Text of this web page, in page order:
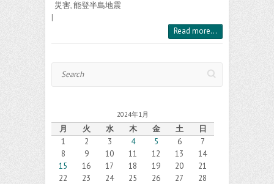
災害,能登半島地震
|
Read more...
2024年1月
月 火 水 木 金 土
日
1
2 3 4 5 6
7
8
9 10 11 12 13
14
15
16 17 18 19 20
21
22
23 24 25 26 27
28